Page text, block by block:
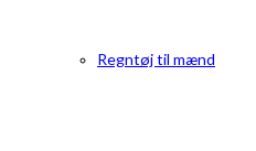
Regntøj til mænd